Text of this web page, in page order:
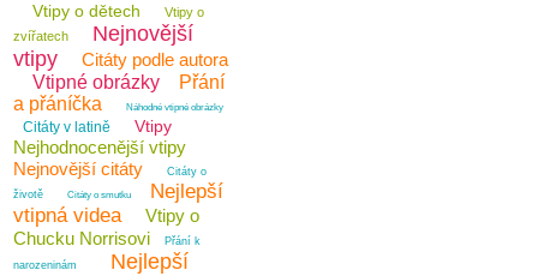
Vtipy o dětech
Vtipy o
zvířatech
Nejnovější
vtipy
Citáty podle autora
Vtipné obrázky
Přání
a přáníčka
Náhodné vtipné obrázky
Citáty v latině Vtipy
Nejhodnocenější vtipy
Nejnovější citáty
Citáty o
životě
Citáty o smutku
Nejlepší
vtipná videa
Vtipy o
Chucku Norrisovi
Přání k
narozeninám
Nejlepší